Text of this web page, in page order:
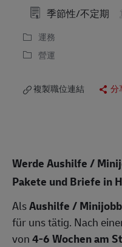
季節性/不定期
運務
營運
複製職位連結 分
Werde Aushilfe /
Pakete und Briefe in
AlsAushilfe /
für uns tätig. Nach
von4-6 Wochen am